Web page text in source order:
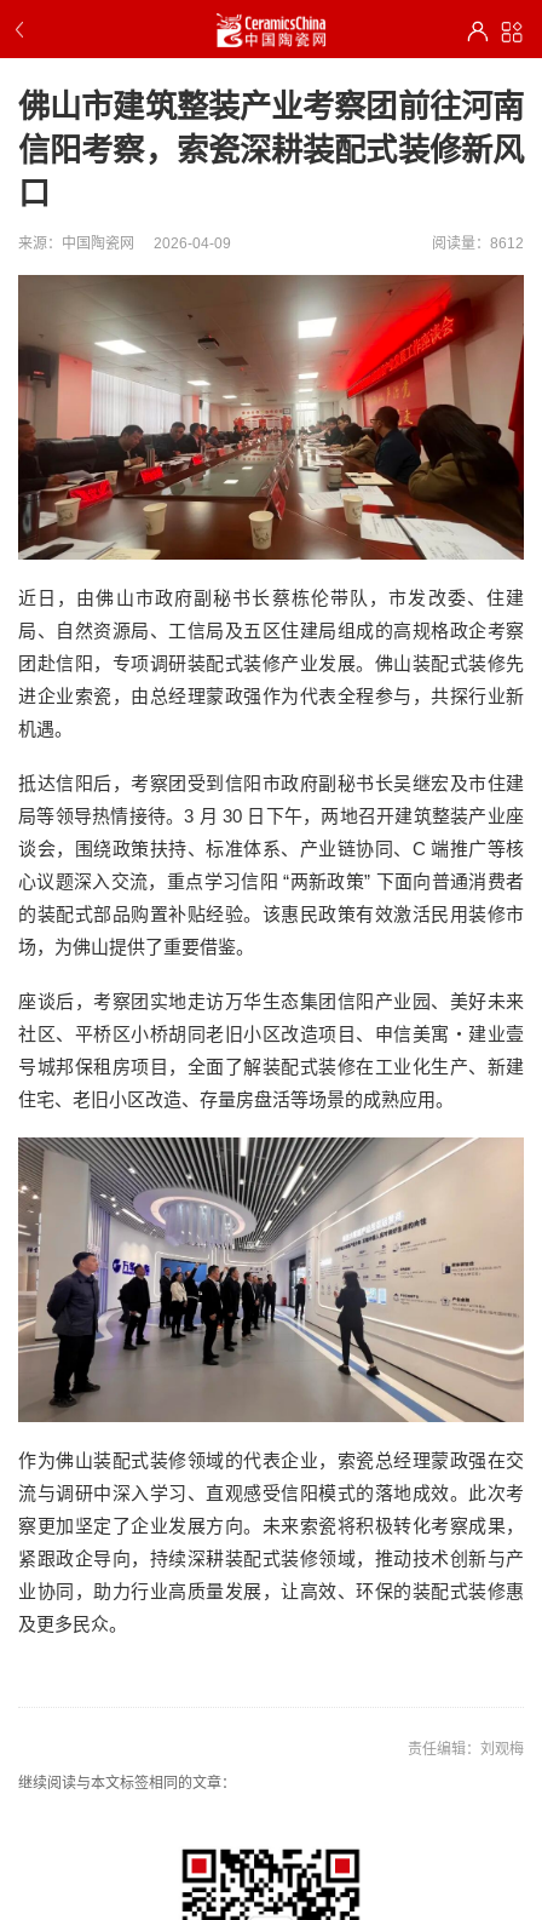
佛山市建筑整装产业考察团前往河南
信阳考察，索瓷深耕装配式装修新风
口
来源：中国陶瓷网 2026-04-09 阅读量：8612
近日，由佛山市政府副秘书长蔡栋伦带队，市发改委、住建
局、自然资源局、工信局及五区住建局组成的高规格政企考察
团赴信阳，专项调研装配式装修产业发展。佛山装配式装修先
进企业索瓷，由总经理蒙政强作为代表全程参与，共探行业新
机遇。
抵达信阳后，考察团受到信阳市政府副秘书长吴继宏及市住建
局等领导热情接待。3 月 30 日下午，两地召开建筑整装产业座
谈会，围绕政策扶持、标准体系、产业链协同、C 端推广等核
心议题深入交流，重点学习信阳 “两新政策” 下面向普通消费者
的装配式部品购置补贴经验。该惠民政策有效激活民用装修市
场，为佛山提供了重要借鉴。
座谈后，考察团实地走访万华生态集团信阳产业园、美好未来
社区、平桥区小桥胡同老旧小区改造项目、申信美寓・建业壹
号城邦保租房项目，全面了解装配式装修在工业化生产、新建
住宅、老旧小区改造、存量房盘活等场景的成熟应用。
作为佛山装配式装修领域的代表企业，索瓷总经理蒙政强在交
流与调研中深入学习、直观感受信阳模式的落地成效。此次考
察更加坚定了企业发展方向。未来索瓷将积极转化考察成果，
紧跟政企导向，持续深耕装配式装修领域，推动技术创新与产
业协同，助力行业高质量发展，让高效、环保的装配式装修惠
及更多民众。
责任编辑：刘观梅
继续阅读与本文标签相同的文章：